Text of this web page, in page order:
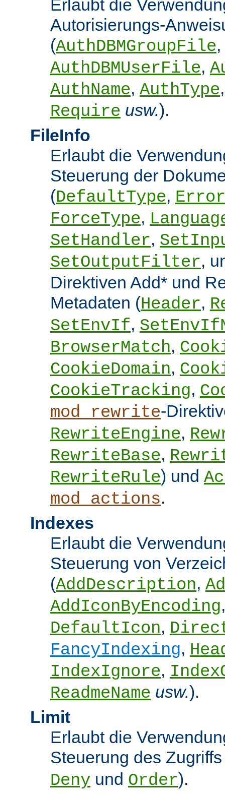
Erlaubt die
Autorisierungs-
(AuthDBMGroupFile,
AuthDBMUserFile,
AuthName, AuthType
Require usw.).
FileInfo
Erlaubt die
Steuerung der
(DefaultType,
ForceType,
SetHandler,
SetOutputFilter,
Direktiven Add* und
Metadaten (Header,
SetEnvIf,
BrowserMatch,
CookieDomain,
CookieTracking,
mod_rewrite-
RewriteEngine,
RewriteBase,
RewriteRule) und
mod_actions.
Indexes
Erlaubt die
Steuerung von
(AddDescription,
AddIconByEncoding
DefaultIcon,
FancyIndexing,
IndexIgnore,
ReadmeName usw.).
Limit
Erlaubt die
Steuerung des
Deny und Order).